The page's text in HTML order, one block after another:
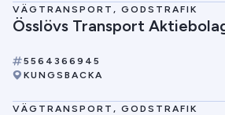
VÄGTRANSPORT, GODSTRAFIK
Össlövs Transport
5564366945
KUNGSBACKA
VÄGTRANSPORT, GODSTRAFIK